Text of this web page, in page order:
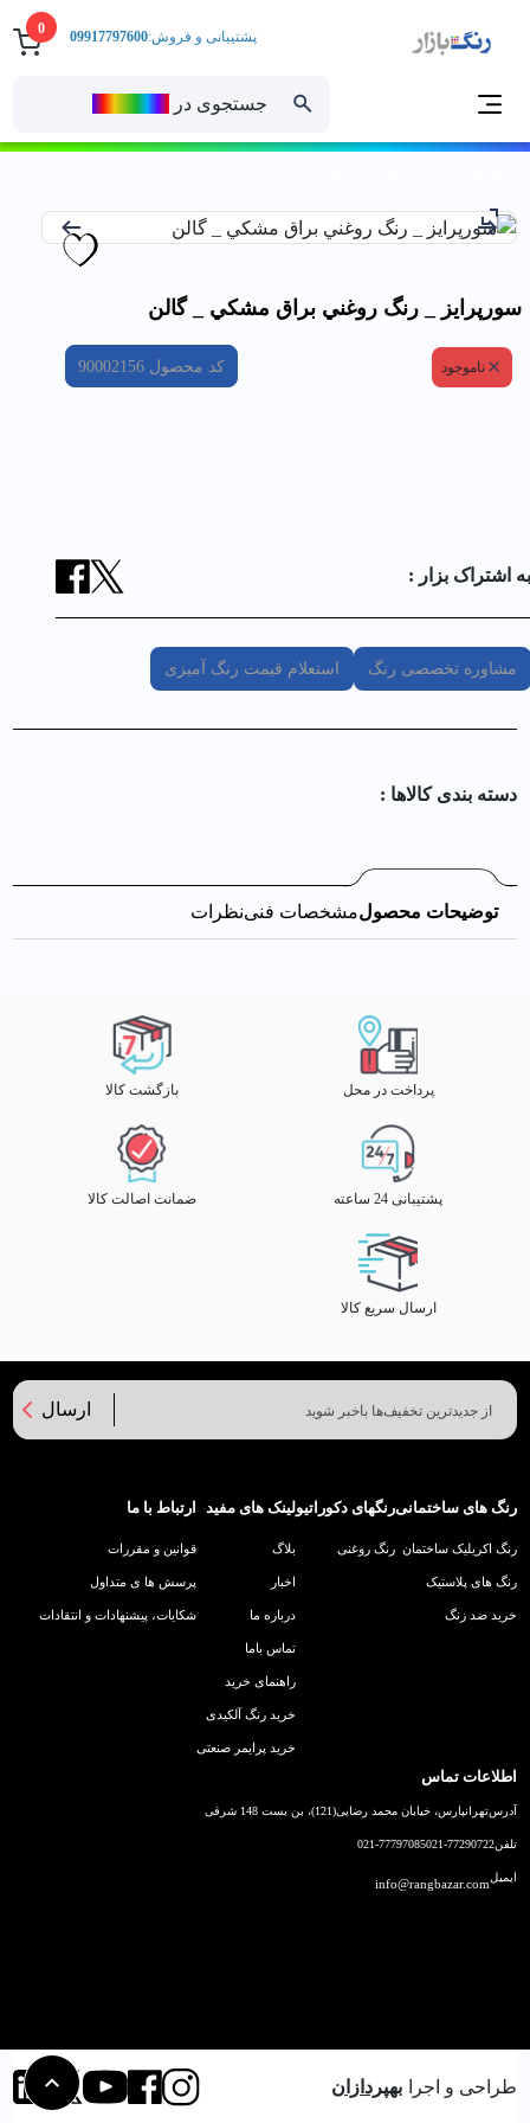
0
جستجوی در
پشتیبانی و فروش:09917797600
سورپرايز _ رنگ روغني براق مشكي _ گالن
ناموجود کد محصول 90002156
به اشتراک بزار :
مشاوره تخصصی رنگ استعلام قیمت رنگ آمیزی
دسته بندی کالا‌ها :
توضیحات محصولمشخصات فنینظرات
پرداخت در محل بازگشت کالا
پشتیبانی 24 ساعته ضمانت اصالت کالا
ارسال سریع کالا
ارسال
رنگ های ساختمانی
رنگ اکریلیک ساختمان
رنگ های پلاستیک
خرید ضد زنگ
رنگهای دکوراتیو
رنگ روغنی
لینک های مفید
بلاگ
اخبار
درباره ما
تماس باما
راهنمای خرید
خرید رنگ آلکیدی
خرید پرایمر صنعتی
ارتباط با ما
قوانین و مقررات
پرسش ها ی متداول
شکایات، پیشنهادات و انتقادات
اطلاعات تماس
آدرستهرانپارس، خیابان محمد رضایی(121)، بن بست 148 شرقی
تلفن021-77290722
021-77797085
ایمیلinfo@rangbazar.com
طراحی و اجرا بهپردازان